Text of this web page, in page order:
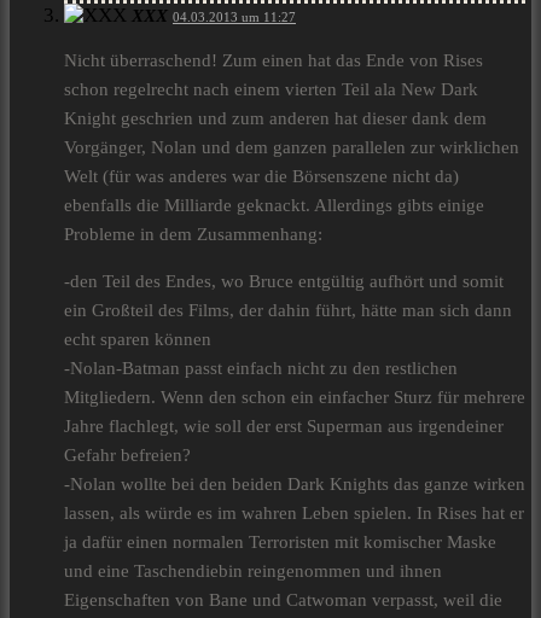
XXX 04.03.2013 um 11:27
Nicht überraschend! Zum einen hat das Ende von Rises
schon regelrecht nach einem vierten Teil ala New Dark
Knight geschrien und zum anderen hat dieser dank dem
Vorgänger, Nolan und dem ganzen parallelen zur wirklichen
Welt (für was anderes war die Börsenszene nicht da)
ebenfalls die Milliarde geknackt. Allerdings gibts einige
Probleme in dem Zusammenhang:
-den Teil des Endes, wo Bruce entgültig aufhört und somit
ein Großteil des Films, der dahin führt, hätte man sich dann
echt sparen können
-Nolan-Batman passt einfach nicht zu den restlichen
Mitgliedern. Wenn den schon ein einfacher Sturz für mehrere
Jahre flachlegt, wie soll der erst Superman aus irgendeiner
Gefahr befreien?
-Nolan wollte bei den beiden Dark Knights das ganze wirken
lassen, als würde es im wahren Leben spielen. In Rises hat er
ja dafür einen normalen Terroristen mit komischer Maske
und eine Taschendiebin reingenommen und ihnen
Eigenschaften von Bane und Catwoman verpasst, weil die